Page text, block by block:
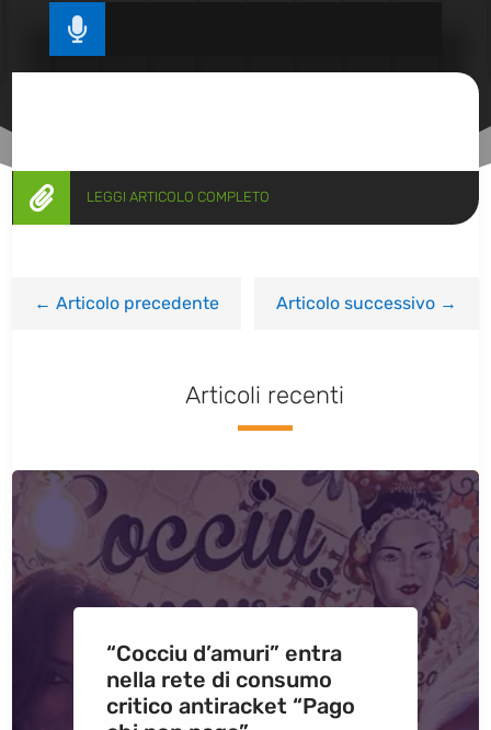

 LEGGI ARTICOLO COMPLETO
←Articolo precedente Articolo successivo→
Articoli recenti
“Cocciu d’amuri” entra
nella rete di consumo
critico antiracket “Pago